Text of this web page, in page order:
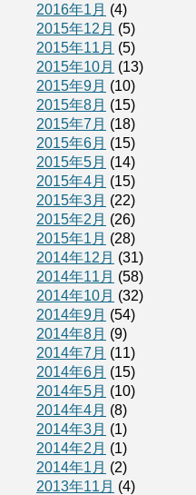
2016年1月 (4)
2015年12月 (5)
2015年11月 (5)
2015年10月 (13)
2015年9月 (10)
2015年8月 (15)
2015年7月 (18)
2015年6月 (15)
2015年5月 (14)
2015年4月 (15)
2015年3月 (22)
2015年2月 (26)
2015年1月 (28)
2014年12月 (31)
2014年11月 (58)
2014年10月 (32)
2014年9月 (54)
2014年8月 (9)
2014年7月 (11)
2014年6月 (15)
2014年5月 (10)
2014年4月 (8)
2014年3月 (1)
2014年2月 (1)
2014年1月 (2)
2013年11月 (4)